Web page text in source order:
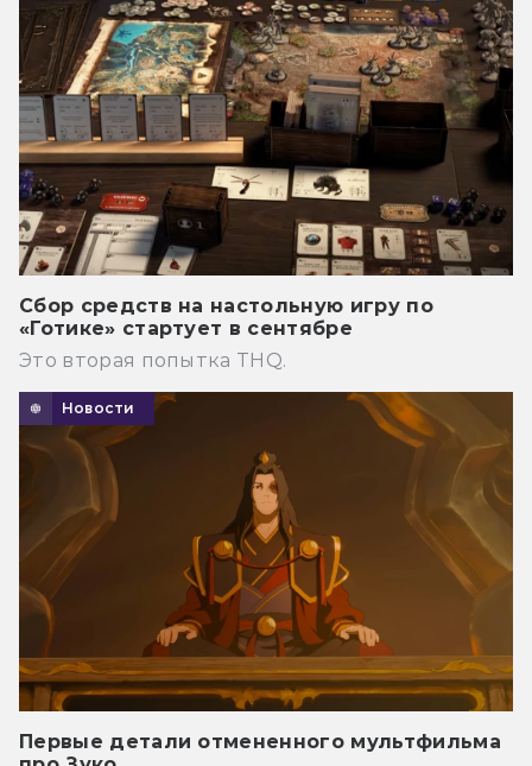
Сбор средств на настольную игру по
«Готике» стартует в сентябре
Это вторая попытка THQ.
Новости
Первые детали отмененного мультфильма